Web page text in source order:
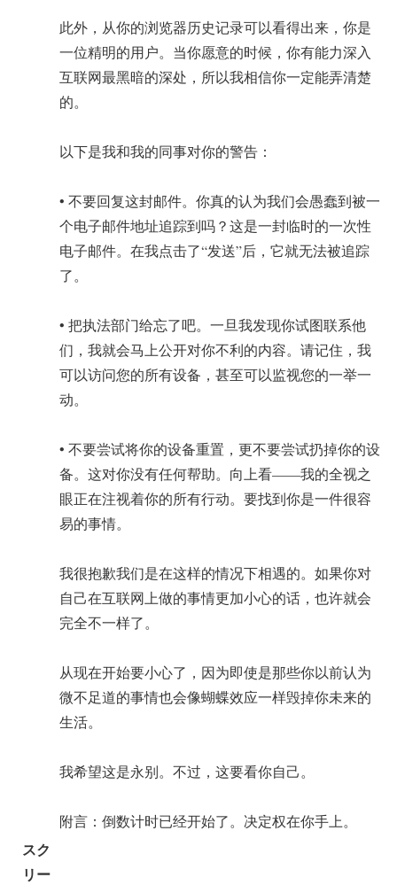
此外，从你的浏览器历史记录可以看得出来，你是
一位精明的用户。当你愿意的时候，你有能力深入
互联网最黑暗的深处，所以我相信你一定能弄清楚
的。
以下是我和我的同事对你的警告：
• 不要回复这封邮件。你真的认为我们会愚蠢到被一
个电子邮件地址追踪到吗？这是一封临时的一次性
电子邮件。在我点击了“发送”后，它就无法被追踪
了。
• 把执法部门给忘了吧。一旦我发现你试图联系他
们，我就会马上公开对你不利的内容。请记住，我
可以访问您的所有设备，甚至可以监视您的一举一
动。
• 不要尝试将你的设备重置，更不要尝试扔掉你的设
备。这对你没有任何帮助。向上看——我的全视之
眼正在注视着你的所有行动。要找到你是一件很容
易的事情。
我很抱歉我们是在这样的情况下相遇的。如果你对
自己在互联网上做的事情更加小心的话，也许就会
完全不一样了。
从现在开始要小心了，因为即使是那些你以前认为
微不足道的事情也会像蝴蝶效应一样毁掉你未来的
生活。
我希望这是永别。不过，这要看你自己。
附言：倒数计时已经开始了。决定权在你手上。
スク
リー